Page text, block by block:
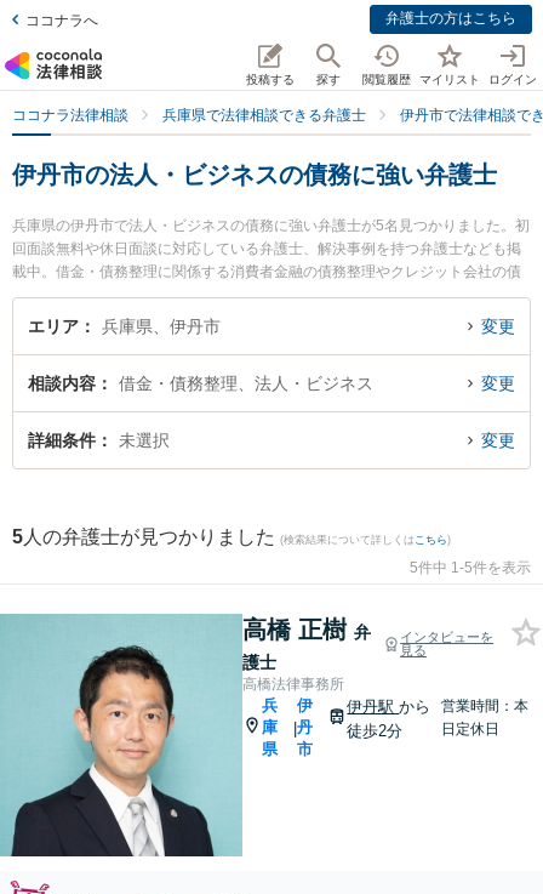
ココナラへ 弁護士の方はこちら
投稿する 探す 閲覧履歴 マイリスト ログイン
ココナラ法律相談 兵庫県で法律相談できる弁護士 伊丹市で法律相談で
伊丹市の法人・ビジネスの債務に強い弁護士
兵庫県の伊丹市で法人・ビジネスの債務に強い弁護士が5名見つかりました。初
回面談無料や休日面談に対応している弁護士、解決事例を持つ弁護士なども掲
載中。借金・債務整理に関係する消費者金融の債務整理やクレジット会社の債
務整理、リボ払いの債務整理等の細かな分野での絞り込み検索もでき便利で
す。特に高橋法律事務所の高橋 正樹弁護士やITO法律事務所の辻本 貴裕弁護
した法人・ビジネスの債務のトラブルを今すぐに弁護士に相談したい』『法
人・ビジネスの債務のトラブル解決の実績豊富な近くの弁護士を検索したい』
『初回相談無料で法人・ビジネスの債務を法律相談できる伊丹市内の弁護士に
エリア 兵庫県、伊丹市 変更
相談内容 借金・債務整理、法人・ビジネス 変更
詳細条件 未選択 変更
5 人の弁護士が見つかりました (検索結果について詳しくは こちら)
5件中 1-5件を表示
高橋 正樹 弁
護士
インタビューを
見る
高橋法律事務所
兵
庫
県
|
伊
丹
市
伊丹駅から
徒歩2分
営業時間：本
日定休日